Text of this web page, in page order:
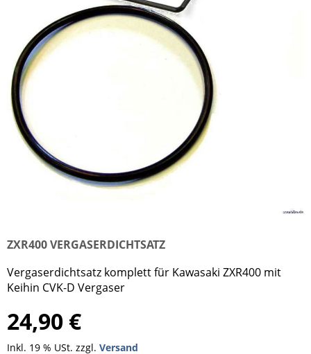
ZXR400 VERGASERDICHTSATZ
Vergaserdichtsatz komplett für Kawasaki ZXR400 mit
Keihin CVK-D Vergaser
24,90 €
Inkl. 19 % USt. zzgl. Versand